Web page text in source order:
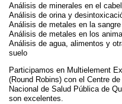
Análisis de minerales en el
Análisis de orina y
Análisis de metales en la sangre
Análisis de metales en los
Análisis de agua, alimentos y
suelo
Participamos en Multielement
(Round Robins) con el Centre
Nacional de Salud Pública de
son excelentes.